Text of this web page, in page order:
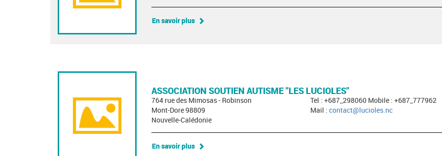
En savoir plus
ASSOCIATION SOUTIEN AUTISME "LES LUCIOLES"
764 rue des Mimosas - Robinson
Mont-Dore 98809
Nouvelle-Calédonie
Tel : +687_298060 Mobile : +687_777962
Mail : contact@lucioles.nc
En savoir plus